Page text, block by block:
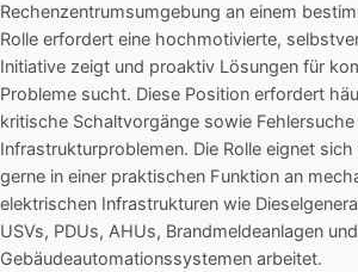
Rechenzentrumsumgebung an einem
Rolle erfordert eine hochmotivierte,
Initiative zeigt und proaktiv Lösungen für
Probleme sucht. Diese Position erfordert
kritische Schaltvorgänge sowie
Infrastrukturproblemen. Die Rolle eignet
gerne in einer praktischen Funktion an
elektrischen Infrastrukturen wie
USVs, PDUs, AHUs, Brandmeldeanlagen und
Gebäudeautomationssystemen arbeitet.